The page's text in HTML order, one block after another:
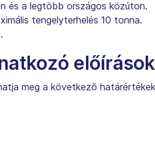
és a legtöbb országos közúton.
tengelyterhelés 10 tonna.
előírások
meg a következő